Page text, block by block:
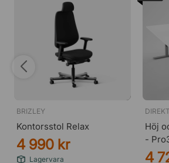
BRIZLEY
Kontorsstol Relax
4 990 kr
Lagervara
Höj
-
4